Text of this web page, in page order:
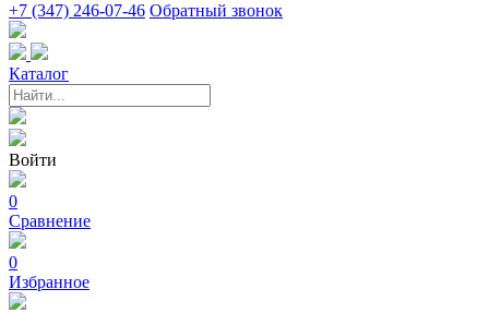
+7 (347) 246-07-46 Обратный звонок
Каталог
Войти
0
Сравнение
0
Избранное